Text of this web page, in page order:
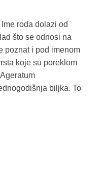
roda dolazi od
što se odnosi na
poznat i pod imenom
koje su poreklom
biljka. To